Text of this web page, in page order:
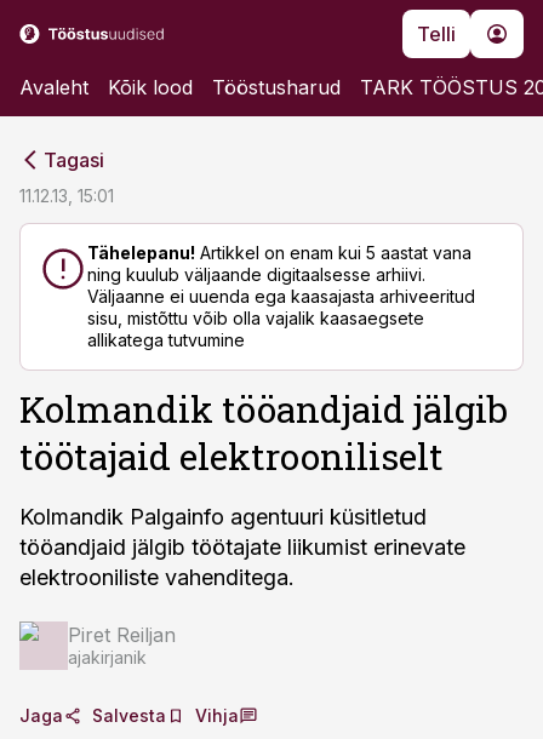
Telli
Avaleht Kõik lood Tööstusharud TARK TÖÖSTUS
Tagasi
11.12.13, 15:01
Tähelepanu! Artikkel on enam kui 5 aastat vana
ning kuulub väljaande digitaalsesse arhiivi.
Väljaanne ei uuenda ega kaasajasta arhiveeritud
sisu, mistõttu võib olla vajalik kaasaegsete
allikatega tutvumine
Kolmandik tööandjaid jälgib
töötajaid elektrooniliselt
Kolmandik Palgainfo agentuuri küsitletud
tööandjaid jälgib töötajate liikumist erinevate
elektrooniliste vahenditega.
Piret Reiljan
ajakirjanik
Jaga Salvesta Vihja